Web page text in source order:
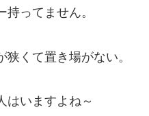
ってません。
狭くて置き場がない。
はいますよね～